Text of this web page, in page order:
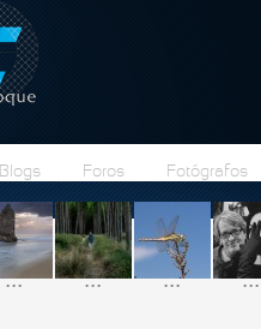
Blogs Foros Fotógrafos
... ... ... ...